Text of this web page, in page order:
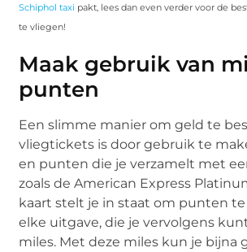
Schiphol taxi pakt, lees dan even verder voor de
te vliegen!
Maak gebruik van
punten
Een slimme manier om geld te
vliegtickets is door gebruik te
en punten die je verzamelt met
zoals de American Express
kaart stelt je in staat om punten
elke uitgave, die je vervolgens
miles. Met deze miles kun je bijna